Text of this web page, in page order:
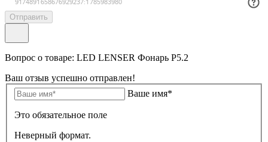
Отправить
Вопрос о товаре: LED LENSER Фонарь P5.2
Ваш отзыв успешно отправлен!
Ваше имя*
Это обязательное поле
Неверный формат.